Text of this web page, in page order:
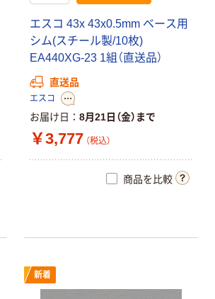
エスコ 43x 43x0.5mm ベース用
シム(スチール製/10枚)
EA440XG-23 1組（直送品）
直送品
エスコ
お届け日 8月21日（金）まで
￥3,777 （税込）
商品を比較
新着